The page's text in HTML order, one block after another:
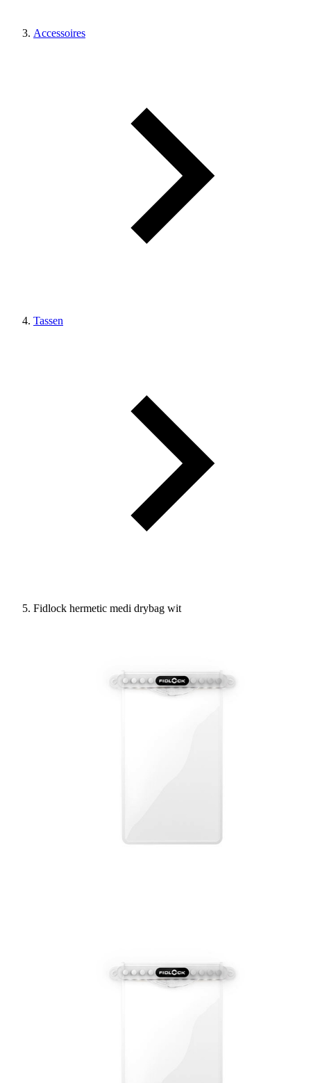
Accessoires
Tassen
Fidlock hermetic medi drybag wit